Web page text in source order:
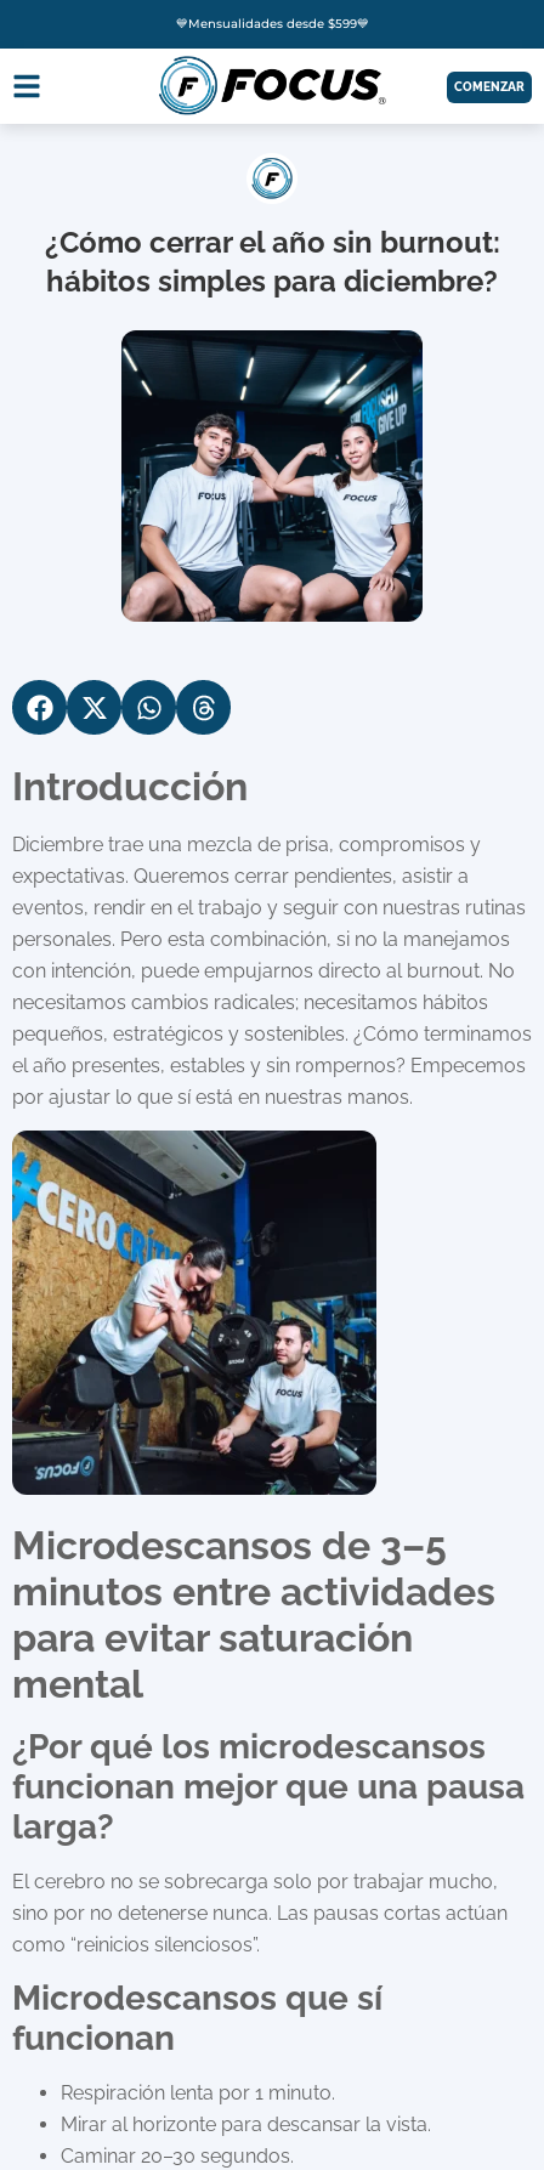
💙Mensualidades desde $599💙
COMENZAR
¿Cómo cerrar el año sin burnout:
hábitos simples para diciembre?
Introducción
Diciembre trae una mezcla de prisa, compromisos y
expectativas. Queremos cerrar pendientes, asistir a
eventos, rendir en el trabajo y seguir con nuestras rutinas
personales. Pero esta combinación, si no la manejamos
con intención, puede empujarnos directo al burnout. No
necesitamos cambios radicales; necesitamos hábitos
pequeños, estratégicos y sostenibles. ¿Cómo terminamos
el año presentes, estables y sin rompernos? Empecemos
por ajustar lo que sí está en nuestras manos.
Microdescansos de 3–5
minutos entre actividades
para evitar saturación
mental
¿Por qué los microdescansos
funcionan mejor que una pausa
larga?
El cerebro no se sobrecarga solo por trabajar mucho,
sino por no detenerse nunca. Las pausas cortas actúan
como “reinicios silenciosos”.
Microdescansos que sí
funcionan
Respiración lenta por 1 minuto.
Mirar al horizonte para descansar la vista.
Caminar 20–30 segundos.